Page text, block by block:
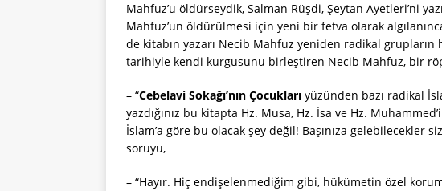
Mahfuz’u öldürseydik, Salman Rüşdi, Şeytan Ayetleri’ni
Mahfuz’un öldürülmesi için yeni bir fetva olarak
de kitabın yazarı Necib Mahfuz yeniden radikal
tarihiyle kendi kurgusunu birleştiren Necib Mahfuz, bir
– “Cebelavi Sokağı’nın Çocukları yüzünden bazı radikal
yazdığınız bu kitapta Hz. Musa, Hz. İsa ve Hz.
İslam’a göre bu olacak şey değil! Başınıza gelebilecekler
soruyu,
– “Hayır. Hiç endişelenmediğim gibi, hükümetin özel